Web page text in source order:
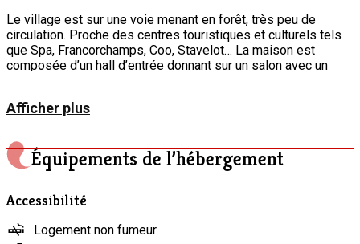
Le village est sur une voie menant en forêt, très peu de
circulation. Proche des centres touristiques et culturels tels
que Spa, Francorchamps, Coo, Stavelot… La maison est
composée d’un hall d’entrée donnant sur un salon avec un
chambres dont une suite parentale, d’un WC séparé et d’une
sauna avec vue sur le jardin. Un seul animal accepté par séjour
SVP.
Afficher plus
Équipements de l’hébergement
Accessibilité
Logement non fumeur